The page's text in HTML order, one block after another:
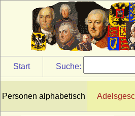
Start Suche:
Personen alphabetisch
Reichsgrafen)
Windisch-Graetz
Winterfeld (Familie von Winterfeld)
Wittelsbacher
Wobeser (Herren von Wobeser)